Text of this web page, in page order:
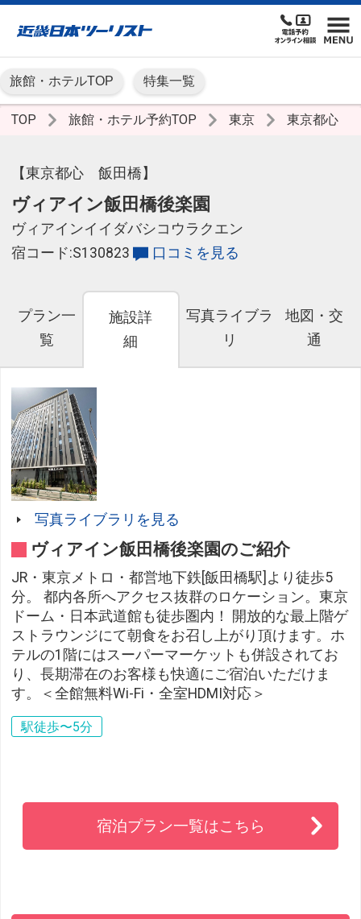
旅館・ホテルTOP 特集一覧
TOP 旅館・ホテル予約TOP 東京 東京都心
【東京都心 飯田橋】
ヴィアイン飯田橋後楽園
ヴィアインイイダバシコウラクエン
宿コード:S130823
口コミを見る
プラン一
覧
施設詳
細
写真ライブラ
リ
地図・交
通
写真ライブラリを見る
ヴィアイン飯田橋後楽園のご紹介
JR・東京メトロ・都営地下鉄[飯田橋駅]より徒歩5
分。 都内各所へアクセス抜群のロケーション。東京
ドーム・日本武道館も徒歩圏内！ 開放的な最上階ゲ
ストラウンジにて朝食をお召し上がり頂けます。ホ
テルの1階にはスーパーマーケットも併設されてお
り、長期滞在のお客様も快適にご宿泊いただけま
す。＜全館無料Wi-Fi・全室HDMI対応＞
駅徒歩〜5分
宿泊プラン一覧はこちら